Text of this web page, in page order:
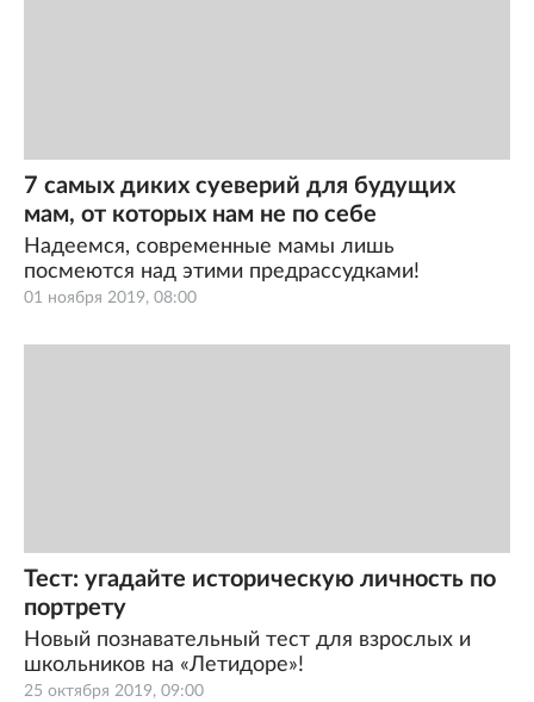
01 ноября 2019, 08:00
7 самых диких суеверий для будущих
мам, от которых нам не по себе
Надеемся, современные мамы лишь
посмеются над этими предрассудками!
25 октября 2019, 09:00
Тест: угадайте историческую личность по
портрету
Новый познавательный тест для взрослых и
школьников на «Летидоре»!